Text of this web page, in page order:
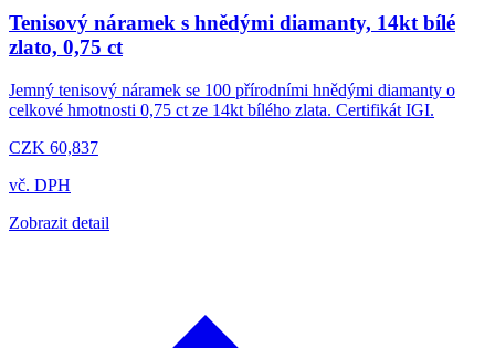
Tenisový náramek s hnědými diamanty, 14kt bílé
zlato, 0,75 ct
Jemný tenisový náramek se 100 přírodními hnědými diamanty o
celkové hmotnosti 0,75 ct ze 14kt bílého zlata. Certifikát IGI.
CZK 60,837
vč. DPH
Zobrazit detail